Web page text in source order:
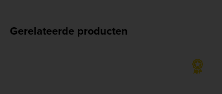
Gerelateerde producten